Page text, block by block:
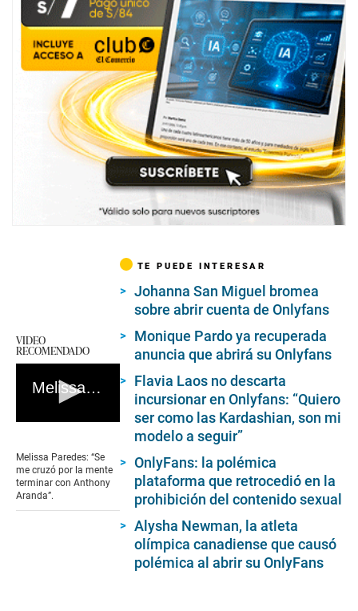
VIDEO
RECOMENDADO
Melissa Paredes: “Se me cruzó por la mente terminar con Anthony Aranda”
of
0
seconds
Melissa Paredes: “Se
me cruzó por la mente
terminar con Anthony
Aranda”.
TE PUEDE INTERESAR
Johanna San Miguel bromea
sobre abrir cuenta de Onlyfans
Monique Pardo ya recuperada
anuncia que abrirá su Onlyfans
Flavia Laos no descarta
incursionar en Onlyfans: “Quiero
ser como las Kardashian, son mi
modelo a seguir”
OnlyFans: la polémica
plataforma que retrocedió en la
prohibición del contenido sexual
Alysha Newman, la atleta
olímpica canadiense que causó
polémica al abrir su OnlyFans